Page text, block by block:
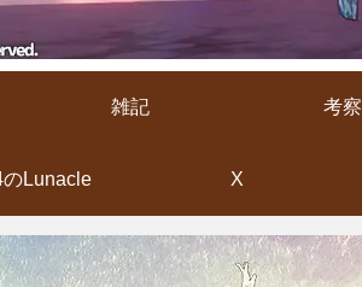
雑記 考察
のLunacle X